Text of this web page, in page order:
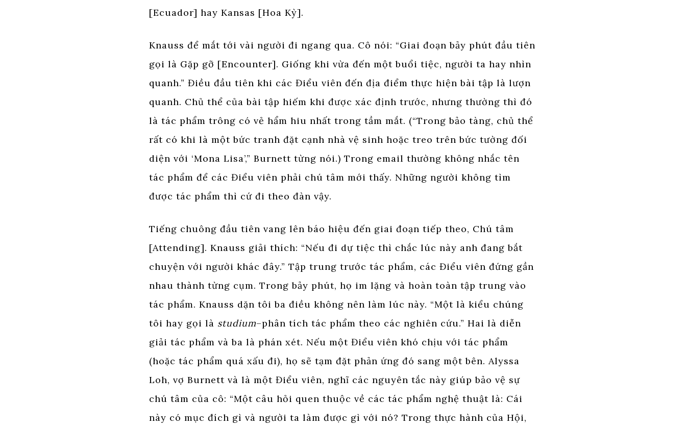
[Ecuador] hay Kansas [Hoa Kỳ].
Knauss để mắt tới vài người đi ngang qua. Cô nói: “Giai đoạn bảy phút đầu tiên
gọi là Gặp gỡ [Encounter]. Giống khi vừa đến một buổi tiệc, người ta hay nhìn
quanh.” Điều đầu tiên khi các Điểu viên đến địa điểm thực hiện bài tập là lượn
quanh. Chủ thể của bài tập hiếm khi được xác định trước, nhưng thường thì đó
là tác phẩm trông có vẻ hẩm hiu nhất trong tầm mắt. (“Trong bảo tàng, chủ thể
rất có khi là một bức tranh đặt cạnh nhà vệ sinh hoặc treo trên bức tường đối
diện với ‘Mona Lisa’,” Burnett từng nói.) Trong email thường không nhắc tên
tác phẩm để các Điểu viên phải chú tâm mới thấy. Những người không tìm
được tác phẩm thì cứ đi theo đàn vậy.
Tiếng chuông đầu tiên vang lên báo hiệu đến giai đoạn tiếp theo, Chú tâm
[Attending]. Knauss giải thích: “Nếu đi dự tiệc thì chắc lúc này anh đang bắt
chuyện với người khác đây.” Tập trung trước tác phẩm, các Điểu viên đứng gần
nhau thành từng cụm. Trong bảy phút, họ im lặng và hoàn toàn tập trung vào
tác phẩm. Knauss dặn tôi ba điều không nên làm lúc này. “Một là kiểu chúng
tôi hay gọi là studium–phân tích tác phẩm theo các nghiên cứu.” Hai là diễn
giải tác phẩm và ba là phán xét. Nếu một Điểu viên khó chịu với tác phẩm
(hoặc tác phẩm quá xấu đi), họ sẽ tạm đặt phản ứng đó sang một bên. Alyssa
Loh, vợ Burnett và là một Điểu viên, nghĩ các nguyên tắc này giúp bảo vệ sự
chú tâm của cô: “Một câu hỏi quen thuộc về các tác phẩm nghệ thuật là: Cái
này có mục đích gì và người ta làm được gì với nó? Trong thực hành của Hội,